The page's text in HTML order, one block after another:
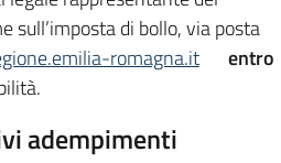
sull’imposta di bollo, via posta
romagna.it
entro
adempimenti